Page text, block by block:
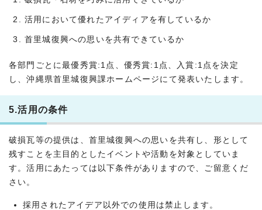
活用において優れたアイディアを有しているか
首里城復興への思いを共有できているか
各部門ごとに最優秀賞:1点、優秀賞:1点、入賞:1点を決定
し、沖縄県首里城復興課ホームページにて発表いたします。
5.活用の条件
破損瓦等の提供は、首里城復興への思いを共有し、形として
残すことを主目的としたイベントや活動を対象としていま
す。活用にあたっては以下条件がありますので、ご留意くだ
さい。
採用されたアイデア以外での使用は禁止します。